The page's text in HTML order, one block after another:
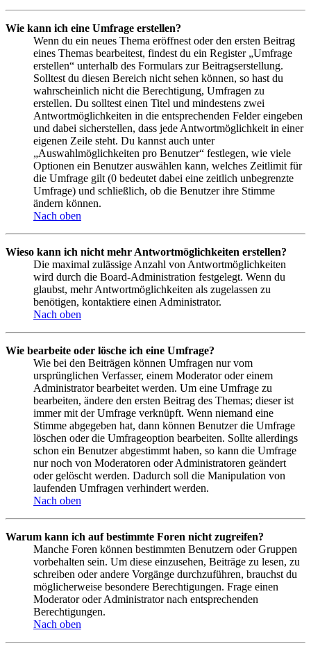
Wie kann ich eine Umfrage erstellen?
Wenn du ein neues Thema eröffnest oder den ersten Beitrag
eines Themas bearbeitest, findest du ein Register „Umfrage
erstellen“ unterhalb des Formulars zur Beitragserstellung.
Solltest du diesen Bereich nicht sehen können, so hast du
wahrscheinlich nicht die Berechtigung, Umfragen zu
erstellen. Du solltest einen Titel und mindestens zwei
Antwortmöglichkeiten in die entsprechenden Felder eingeben
und dabei sicherstellen, dass jede Antwortmöglichkeit in einer
eigenen Zeile steht. Du kannst auch unter
„Auswahlmöglichkeiten pro Benutzer“ festlegen, wie viele
Optionen ein Benutzer auswählen kann, welches Zeitlimit für
die Umfrage gilt (0 bedeutet dabei eine zeitlich unbegrenzte
Umfrage) und schließlich, ob die Benutzer ihre Stimme
ändern können.
Nach oben
Wieso kann ich nicht mehr Antwortmöglichkeiten erstellen?
Die maximal zulässige Anzahl von Antwortmöglichkeiten
wird durch die Board-Administration festgelegt. Wenn du
glaubst, mehr Antwortmöglichkeiten als zugelassen zu
benötigen, kontaktiere einen Administrator.
Nach oben
Wie bearbeite oder lösche ich eine Umfrage?
Wie bei den Beiträgen können Umfragen nur vom
ursprünglichen Verfasser, einem Moderator oder einem
Administrator bearbeitet werden. Um eine Umfrage zu
bearbeiten, ändere den ersten Beitrag des Themas; dieser ist
immer mit der Umfrage verknüpft. Wenn niemand eine
Stimme abgegeben hat, dann können Benutzer die Umfrage
löschen oder die Umfrageoption bearbeiten. Sollte allerdings
schon ein Benutzer abgestimmt haben, so kann die Umfrage
nur noch von Moderatoren oder Administratoren geändert
oder gelöscht werden. Dadurch soll die Manipulation von
laufenden Umfragen verhindert werden.
Nach oben
Warum kann ich auf bestimmte Foren nicht zugreifen?
Manche Foren können bestimmten Benutzern oder Gruppen
vorbehalten sein. Um diese einzusehen, Beiträge zu lesen, zu
schreiben oder andere Vorgänge durchzuführen, brauchst du
möglicherweise besondere Berechtigungen. Frage einen
Moderator oder Administrator nach entsprechenden
Berechtigungen.
Nach oben